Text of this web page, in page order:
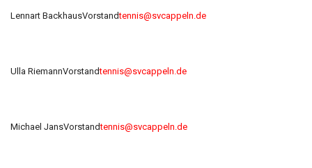
Lennart BackhausVorstandtennis@svcappeln.de
Ulla RiemannVorstandtennis@svcappeln.de
Michael JansVorstandtennis@svcappeln.de